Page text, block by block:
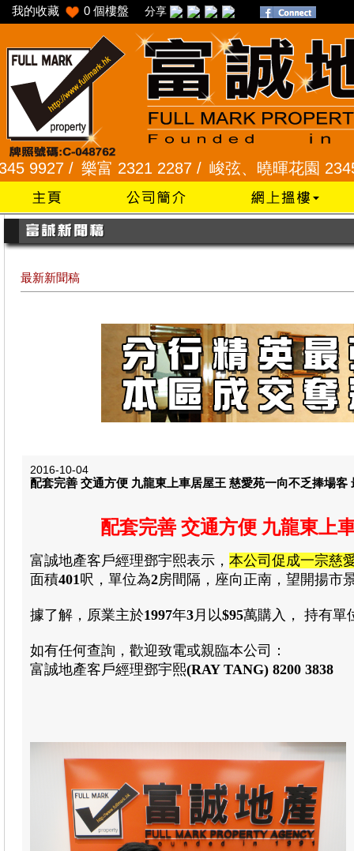
我的收藏 0 個樓盤 分享
/樂富 2321 2287 / 峻弦、曉暉花園 2345 1286 /
最新新聞稿
2016-10-04
配套完善 交通方便 九龍東上車居屋王 慈愛苑一向不乏捧場客
配套完善 交通方便 九龍東上
富誠地產客戶經理鄧宇熙表示 ， 本公司促成一宗慈
面積401呎 ， 單位為2房間隔 ， 座向正南 ， 望開揚市
據了解 ， 原業主於1997年3月 以$95萬購入 ， 持有單
如有任何查詢 ， 歡迎致電或親臨本公司：
富誠地產客戶經理鄧宇熙(RAY TANG) 8200 3838